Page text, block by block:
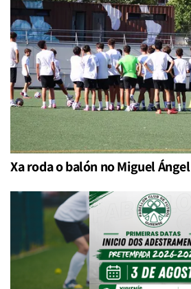
Xa roda o balón no Miguel Ángel